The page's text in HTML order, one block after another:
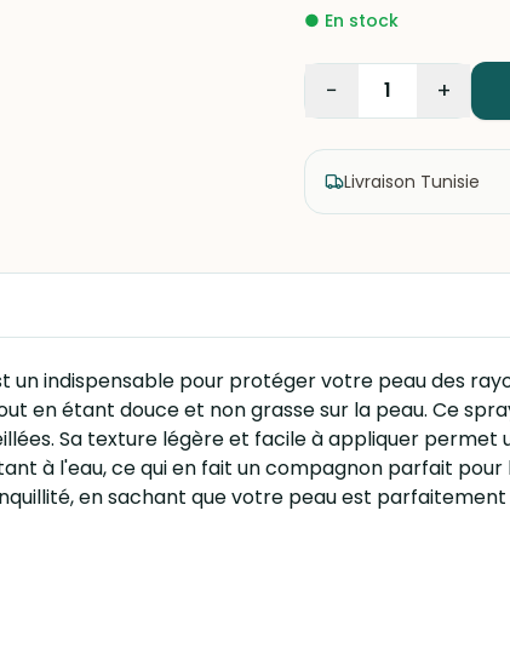
● En stock
− 1 +
Livraison Tunisie
un indispensable pour protéger votre peau des
en étant douce et non grasse sur la peau. Ce
Sa texture légère et facile à appliquer
à l'eau, ce qui en fait un compagnon parfait
en sachant que votre peau est